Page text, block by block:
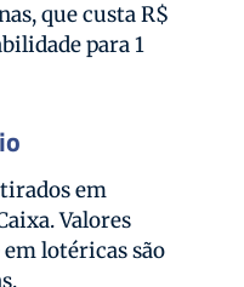
que custa R$
para 1
em
Valores
lotéricas são